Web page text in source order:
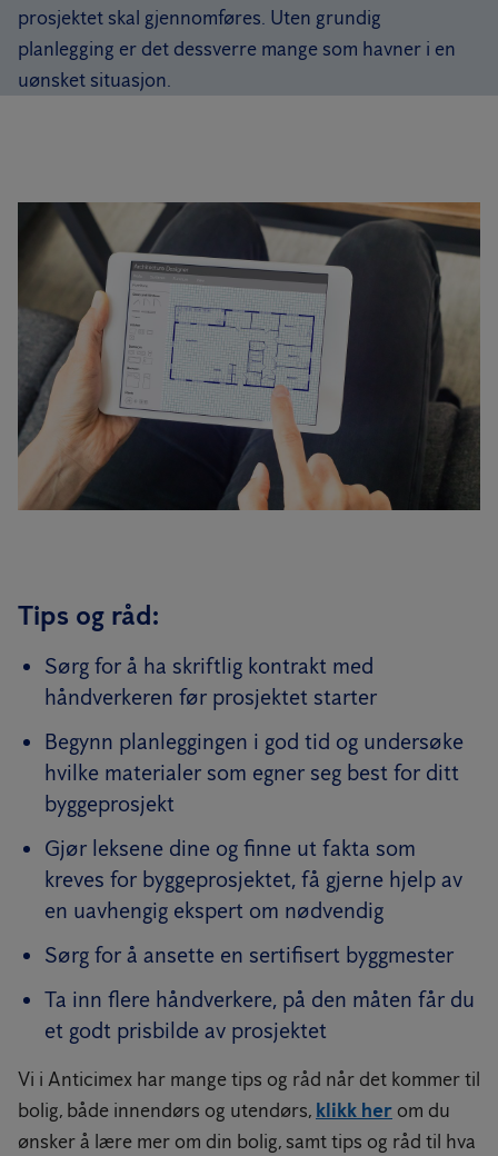
prosjektet skal gjennomføres. Uten grundig
planlegging er det dessverre mange som havner i en
uønsket situasjon.
Tips og råd:
Sørg for å ha skriftlig kontrakt med
håndverkeren før prosjektet starter
Begynn planleggingen i god tid og undersøke
hvilke materialer som egner seg best for ditt
byggeprosjekt
Gjør leksene dine og finne ut fakta som
kreves for byggeprosjektet, få gjerne hjelp av
en uavhengig ekspert om nødvendig
Sørg for å ansette en sertifisert byggmester
Ta inn flere håndverkere, på den måten får du
et godt prisbilde av prosjektet
Vi i Anticimex har mange tips og råd når det kommer til
bolig, både innendørs og utendørs, klikk her om du
ønsker å lære mer om din bolig, samt tips og råd til hva